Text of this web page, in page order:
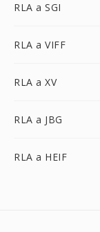
RLA a SGI
RLA a VIFF
RLA a XV
RLA a JBG
RLA a HEIF